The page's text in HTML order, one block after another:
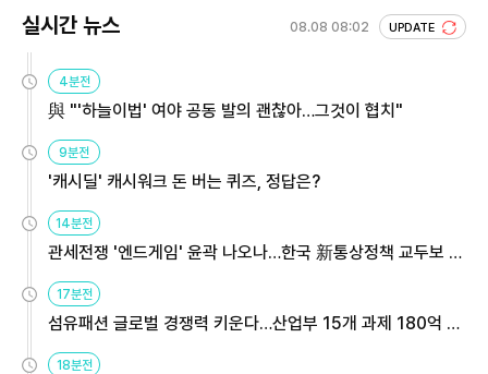
실시간 뉴스 08.08 08:02 UPDATE
4분전
與 "'하늘이법' 여야 공동 발의 괜찮아…그것이 협치"
9분전
'캐시딜' 캐시워크 돈 버는 퀴즈, 정답은?
14분전
관세전쟁 '엔드게임' 윤곽 나오나…한국 新통상정책 교두보 활
17분전
섬유패션 글로벌 경쟁력 키운다…산업부 15개 과제 180억 지
18분전